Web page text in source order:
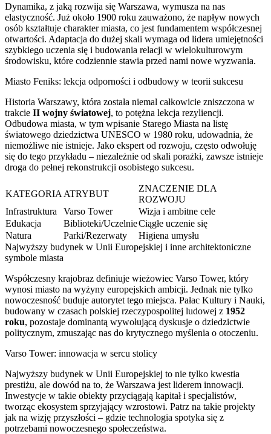
Dynamika, z jaką rozwija się Warszawa, wymusza na nas
elastyczność. Już około 1900 roku zauważono, że napływ nowych
osób kształtuje charakter miasta, co jest fundamentem współczesnej
otwartości. Adaptacja do dużej skali wymaga od lidera umiejętności
szybkiego uczenia się i budowania relacji w wielokulturowym
środowisku, które codziennie stawia przed nami nowe wyzwania.
Miasto Feniks: lekcja odporności i odbudowy w teorii sukcesu
Historia Warszawy, która została niemal całkowicie zniszczona w
trakcie II wojny światowej, to potężna lekcja rezyliencji.
Odbudowa miasta, w tym wpisanie Starego Miasta na listę
światowego dziedzictwa UNESCO w 1980 roku, udowadnia, że
niemożliwe nie istnieje. Jako ekspert od rozwoju, często odwołuję
się do tego przykładu – niezależnie od skali porażki, zawsze istnieje
droga do pełnej rekonstrukcji osobistego sukcesu.
KATEGORIA ATRYBUT
ZNACZENIE DLA
ROZWOJU
Infrastruktura
Varso Tower
Wizja i ambitne cele
Edukacja
Biblioteki/UczelnieCiągłe uczenie się
Natura
Parki/Rezerwaty
Higiena umysłu
Najwyższy budynek w Unii Europejskiej i inne architektoniczne
symbole miasta
Współczesny krajobraz definiuje wieżowiec Varso Tower, który
wynosi miasto na wyżyny europejskich ambicji. Jednak nie tylko
nowoczesność buduje autorytet tego miejsca. Pałac Kultury i Nauki,
budowany w czasach polskiej rzeczypospolitej ludowej z 1952
roku, pozostaje dominantą wywołującą dyskusje o dziedzictwie
politycznym, zmuszając nas do krytycznego myślenia o otoczeniu.
Varso Tower: innowacja w sercu stolicy
Najwyższy budynek w Unii Europejskiej to nie tylko kwestia
prestiżu, ale dowód na to, że Warszawa jest liderem innowacji.
Inwestycje w takie obiekty przyciągają kapitał i specjalistów,
tworząc ekosystem sprzyjający wzrostowi. Patrz na takie projekty
jak na wizję przyszłości – gdzie technologia spotyka się z
potrzebami nowoczesnego społeczeństwa.